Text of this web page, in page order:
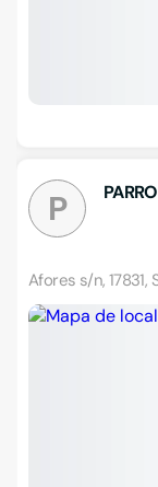
P
Afores s/n,